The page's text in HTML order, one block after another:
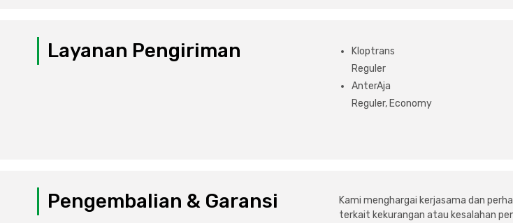
Layanan Pengiriman
Kloptrans
Reguler
AnterAja
Reguler, Economy
Pengembalian & Garansi
Kami menghargai kerjasama dan
terkait kekurangan atau kesalahan